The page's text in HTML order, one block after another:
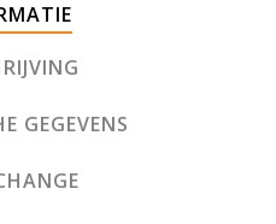
GEGEVENS